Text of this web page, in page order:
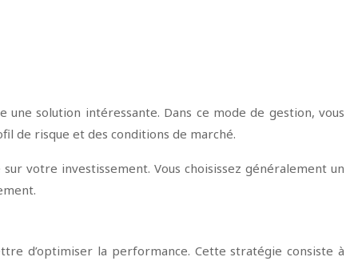
solution intéressante. Dans ce mode de gestion, vous
de risque et des conditions de marché.
votre investissement. Vous choisissez généralement un
d’optimiser la performance. Cette stratégie consiste à